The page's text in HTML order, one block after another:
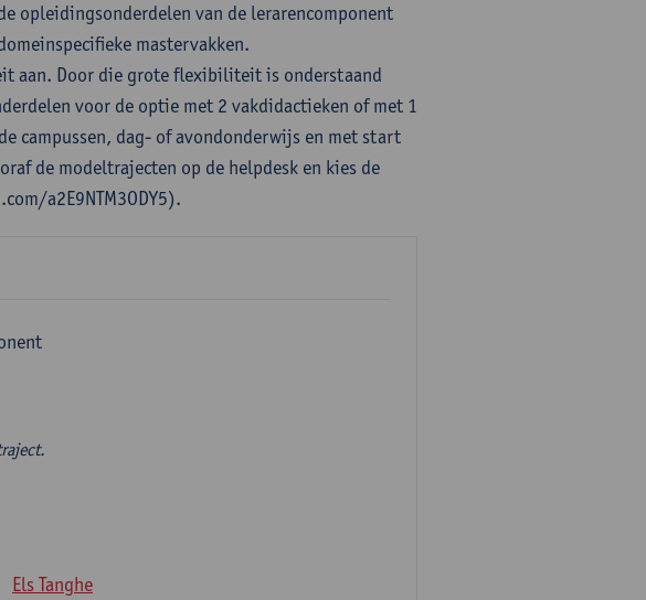
opleidingsonderdelen van de lerarencomponent
mastervakken.
aan. Door die grote flexibiliteit is onderstaand
voor de optie met 2 vakdidactieken of met 1
campussen, dag- of avondonderwijs en met start
de modeltrajecten op de helpdesk en kies de
a2E9NTM3ODY5).
Els Tanghe